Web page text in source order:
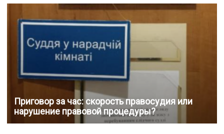
Приговор за час: скорость правосудия или
нарушение правовой процедуры?